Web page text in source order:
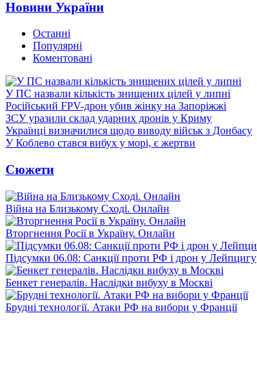
Новини України
Останні
Популярні
Коментовані
У ПС назвали кількість знищених цілей у липні
Російський FPV-дрон убив жінку на Запоріжжі
ЗСУ уразили склад ударних дронів у Криму
Українці визначилися щодо виводу військ з Донбасу
У Коблево стався вибух у морі, є жертви
Сюжети
Війна на Близькому Сході. Онлайн
Вторгнення Росії в Україну. Онлайн
Підсумки 06.08: Санкції проти РФ і дрон у Лейпцигу
Бенкет генералів. Наслідки вибуху в Москві
Брудні технології. Атаки РФ на вибори у Франції